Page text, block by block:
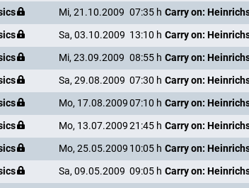
Mi, 21.10.2009 07:35 h
Sa, 03.10.2009 13:10 h
Mi, 23.09.2009 08:55 h
Sa, 29.08.2009 07:30 h
Mo, 17.08.200907:10 h
Mo, 13.07.200921:45 h
Mo, 25.05.2009 10:05 h
Sa, 09.05.2009 09:05 h